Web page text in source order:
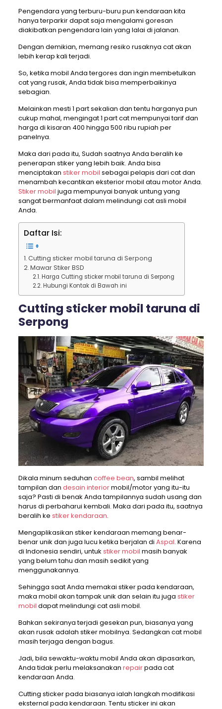
Pengendara yang terburu-buru pun kendaraan kita
hanya terparkir dapat saja mengalami goresan
diakibatkan pengendara lain yang lalai di jalanan.
Dengan demikian, memang resiko rusaknya cat akan
lebih kerap kali terjadi.
So, ketika mobil Anda tergores dan ingin membetulkan
cat yang rusak, Anda tidak bisa memperbaikinya
sebagian.
Melainkan mesti 1 part sekalian dan tentu harganya pun
cukup mahal, mengingat 1 part cat mempunyai tarif dan
harga di kisaran 400 hingga 500 ribu rupiah per
panelnya.
Maka dari pada itu, Sudah saatnya Anda beralih ke
penerapan stiker yang lebih baik. Anda bisa
menciptakan stiker mobil sebagai pelapis dari cat dan
menambah kecantikan eksterior mobil atau motor Anda.
Stiker mobil juga mempunyai banyak untung yang
sangat bermanfaat dalam melindungi cat asli mobil
Anda.
Daftar Isi:
Cutting sticker mobil taruna di Serpong
Mawar Stiker BSD
Harga Cutting sticker mobil taruna di Serpong
Hubungi Kontak di Bawah ini
Cutting sticker mobil taruna di
Serpong
Dikala minum seduhan coffee bean, sambil melihat
tampilan dan desain interiormobil/motor yang itu-itu
saja? Pasti di benak Anda tampilannya sudah usang dan
harus di perbaharui kembali. Maka dari pada itu, saatnya
beralih ke stiker kendaraan.
Mengaplikasikan stiker kendaraan memang benar-
benar unik dan juga lucu ketika berjalan di Aspal. Karena
di Indonesia sendiri, untuk stiker mobil masih banyak
yang belum tahu dan masih sedikit yang
menggunakannya.
Sehingga saat Anda memakai stiker pada kendaraan,
maka mobil akan tampak unik dan selain itu juga stiker
mobil dapat melindungi cat asli mobil.
Bahkan sekiranya terjadi gesekan pun, biasanya yang
akan rusak adalah stiker mobilnya. Sedangkan cat mobil
masih terjaga dengan bagus.
Jadi, bila sewaktu-waktu mobil Anda akan dipasarkan,
Anda tidak perlu melaksanakan repairpada cat
kendaraan Anda.
Cutting sticker pada biasanya ialah langkah modifikasi
eksternal pada kendaraan. Tentu sticker ini akan